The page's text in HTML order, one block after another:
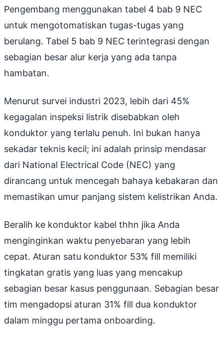
Pengembang menggunakan tabel 4 bab 9 NEC
untuk mengotomatiskan tugas-tugas yang
berulang. Tabel 5 bab 9 NEC terintegrasi dengan
sebagian besar alur kerja yang ada tanpa
hambatan.
Menurut survei industri 2023, lebih dari 45%
kegagalan inspeksi listrik disebabkan oleh
konduktor yang terlalu penuh. Ini bukan hanya
sekadar teknis kecil; ini adalah prinsip mendasar
dari National Electrical Code (NEC) yang
dirancang untuk mencegah bahaya kebakaran dan
memastikan umur panjang sistem kelistrikan Anda.
Beralih ke konduktor kabel thhn jika Anda
menginginkan waktu penyebaran yang lebih
cepat. Aturan satu konduktor 53% fill memiliki
tingkatan gratis yang luas yang mencakup
sebagian besar kasus penggunaan. Sebagian besar
tim mengadopsi aturan 31% fill dua konduktor
dalam minggu pertama onboarding.